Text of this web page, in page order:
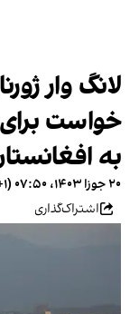
لانگ وار
خواست
به
۲۰ جوزا ۱۴۰۳، ۰۷:۵۰ (‎+۱ گرینویچ)
اشتراک‌گذاری